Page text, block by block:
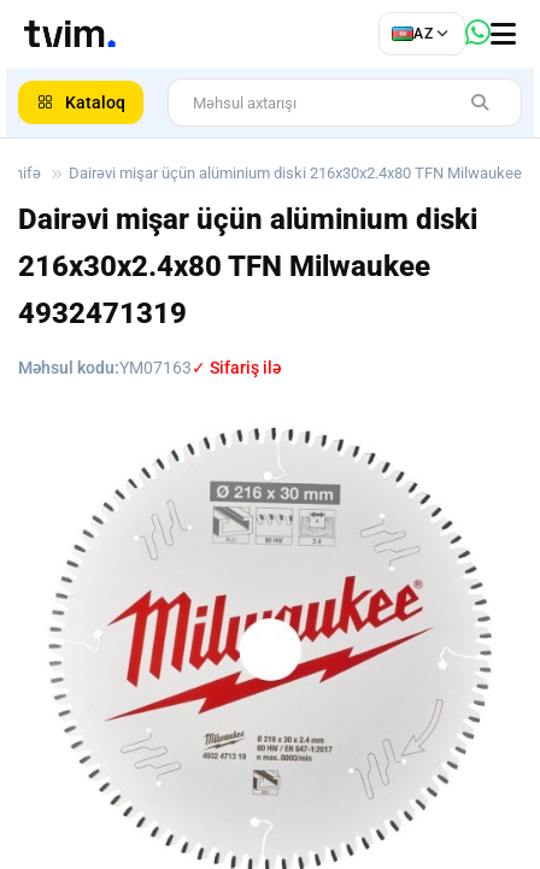
AZ
Kataloq
Dairəvi mişar üçün alüminium diski 216x30x2.4x80 TFN Milwaukee
Dairəvi mişar üçün alüminium diski
216x30x2.4x80 TFN Milwaukee
4932471319
Məhsul kodu:YM07163✓ Sifariş ilə